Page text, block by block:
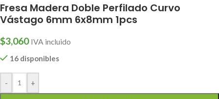
Fresa Madera Doble Perfilado Curvo
Vástago 6mm 6x8mm 1pcs
$3,060 IVA incluido
16 disponibles
- +